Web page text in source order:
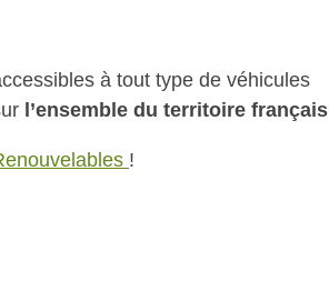
à tout type de véhicules
l’ensemble du territoire français
!